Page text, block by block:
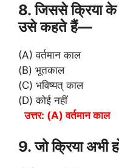
8. जिससे क्रिया के
उसे कहते हैं—
(A) वर्तमान काल
(B) भूतकाल
(C) भविष्यत् काल
(D) कोई नहीं
उत्तर: (A) वर्तमान काल
9. जो क्रिया